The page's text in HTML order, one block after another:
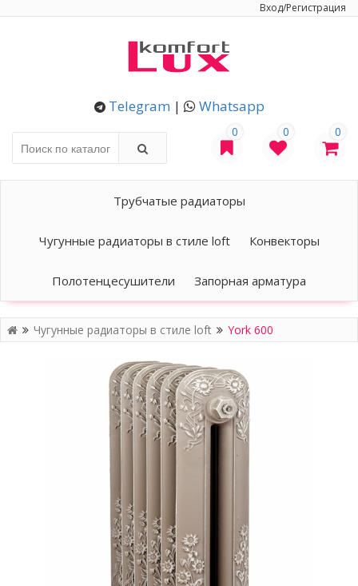
Вход/Регистрация
Telegram | Whatsapp
0 0 0
Трубчатые радиаторы
Чугунные радиаторы в стиле loft Конвекторы
Полотенцесушители Запорная арматура
Чугунные радиаторы в стиле loft York 600